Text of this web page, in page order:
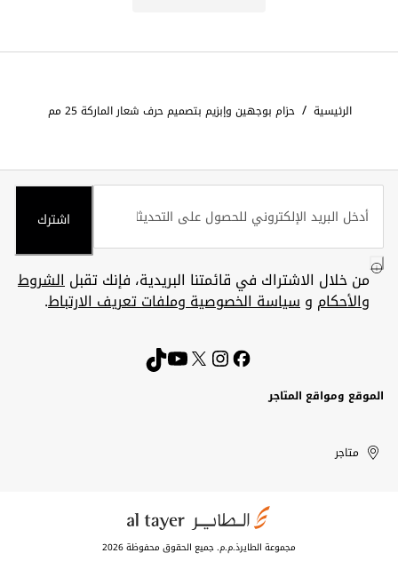
الرئيسية / حزام بوجهين وإبزيم بتصميم حرف شعار الماركة 25 مم
اشترك
من خلال الاشتراك في قائمتنا البريدية، فإنك تقبلالشروط
والأحكام وسياسة الخصوصية وملفات تعريف الارتباط.
الموقع ومواقع المتاجر
United
Arab
Kuwait
الإمارات
العربية
الكويت
متاجر
مجموعة الطايرذ.م.م. جميع الحقوق محفوظة 2026